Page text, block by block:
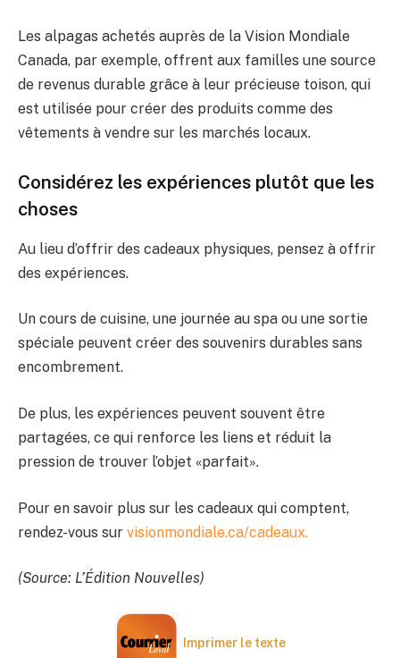
Les alpagas achetés auprès de la Vision Mondiale
Canada, par exemple, offrent aux familles une source
de revenus durable grâce à leur précieuse toison, qui
est utilisée pour créer des produits comme des
vêtements à vendre sur les marchés locaux.
Considérez les expériences plutôt que les
choses
Au lieu d’offrir des cadeaux physiques, pensez à offrir
des expériences.
Un cours de cuisine, une journée au spa ou une sortie
spéciale peuvent créer des souvenirs durables sans
encombrement.
De plus, les expériences peuvent souvent être
partagées, ce qui renforce les liens et réduit la
pression de trouver l’objet «parfait».
Pour en savoir plus sur les cadeaux qui comptent,
rendez-vous sur visionmondiale.ca/cadeaux.
(Source: L’Édition Nouvelles)
Imprimer le texte